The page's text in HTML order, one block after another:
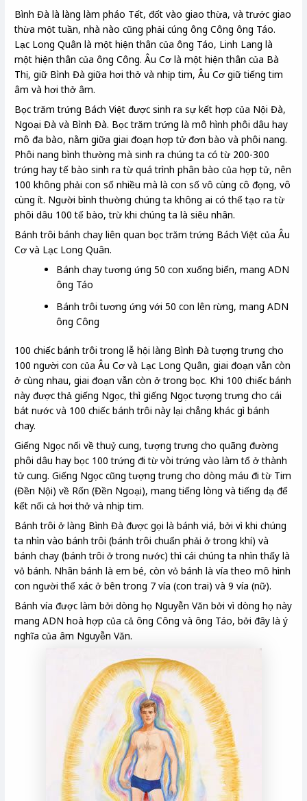
Bình Đà là làng làm pháo Tết, đốt vào giao thừa, và trước giao
thừa một tuần, nhà nào cũng phải cúng ông Công ông Táo.
Lạc Long Quân là một hiện thân của ông Táo, Linh Lang là
một hiện thân của ông Công. Âu Cơ là một hiện thân của Bà
Thị, giữ Bình Đà giữa hơi thở và nhịp tim, Âu Cơ giữ tiếng tim
âm và hơi thở âm.
Bọc trăm trứng Bách Việt được sinh ra sự kết hợp của Nội Đà,
Ngoại Đà và Bình Đà. Bọc trăm trứng là mô hình phôi dâu hay
mô đa bào, nằm giữa giai đoạn hợp tử đơn bào và phôi nang.
Phôi nang bình thường mà sinh ra chúng ta có từ 200-300
trứng hay tế bào sinh ra từ quá trình phân bào của hợp tử, nên
100 không phải con số nhiều mà là con số vô cùng cô đọng, vô
cùng ít. Người bình thường chúng ta không ai có thể tạo ra từ
phôi dâu 100 tế bào, trừ khi chúng ta là siêu nhân.
Bánh trôi bánh chay liên quan bọc trăm trứng Bách Việt của Âu
Cơ và Lạc Long Quân.
Bánh chay tương ứng 50 con xuống biển, mang ADN
ông Táo
Bánh trôi tương ứng với 50 con lên rừng, mang ADN
ông Công
100 chiếc bánh trôi trong lễ hội làng Bình Đà tượng trưng cho
100 người con của Âu Cơ và Lạc Long Quân, giai đoạn vẫn còn
ở cùng nhau, giai đoạn vẫn còn ở trong bọc. Khi 100 chiếc bánh
này được thả giếng Ngọc, thì giếng Ngọc tượng trưng cho cái
bát nước và 100 chiếc bánh trôi này lại chẳng khác gì bánh
chay.
Giếng Ngọc nối về thuỷ cung, tượng trưng cho quãng đường
phôi dâu hay bọc 100 trứng đi từ vòi trứng vào làm tổ ở thành
tử cung. Giếng Ngọc cũng tượng trưng cho dòng máu đi từ Tim
(Đền Nội) về Rốn (Đền Ngoại), mang tiếng lòng và tiếng dạ để
kết nối cả hơi thở và nhịp tim.
Bánh trôi ở làng Bình Đà được gọi là bánh viá, bởi vì khi chúng
ta nhìn vào bánh trôi (bánh trôi chuẩn phải ở trong khí) và
bánh chay (bánh trôi ở trong nước) thì cái chúng ta nhìn thấy là
vỏ bánh. Nhân bánh là em bé, còn vỏ bánh là vía theo mô hình
con người thể xác ở bên trong 7 vía (con trai) và 9 vía (nữ).
Bánh vía được làm bởi dòng họ Nguyễn Văn bởi vì dòng họ này
mang ADN hoà hợp của cả ông Công và ông Táo, bởi đây là ý
nghĩa của âm Nguyễn Văn.